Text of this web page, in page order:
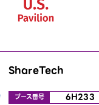
ShareTech
ブース番号 6H233